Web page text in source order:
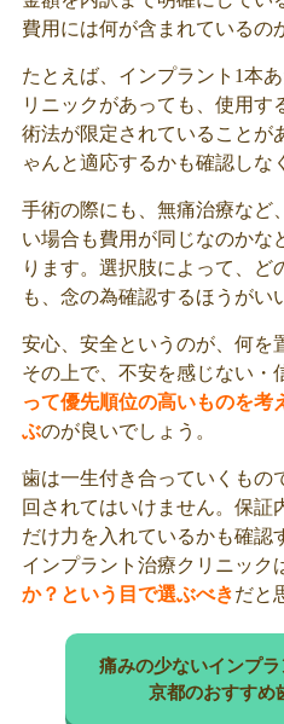
費用には何が含まれているの
たとえば、インプラント1本
リニックがあっても、使用す
術法が限定されていることが
ゃんと適応するかも確認しな
手術の際にも、無痛治療など
い場合も費用が同じなのかな
ります。選択肢によって、ど
も、念の為確認するほうがい
安心、安全というのが、何を
その上で、不安を感じない・
って優先順位の高いものを考
ぶのが良いでしょう。
歯は一生付き合っていくもの
回されてはいけません。保証
だけ力を入れているかも確認
インプラント治療クリニック
か？という目で選ぶべきだと
痛みの少ないインプラ
京都のおすすめ